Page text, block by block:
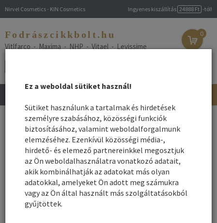
Nirvel Cosmetics - KIN Cosmetics Ingyenes kiszállítás 24888 Ft -tól!
Fodrászcikkbolt.hu
Vitlfarco - Maxima - NHP - Vitael - Levissime
0
navigation
Főoldal/Webshop/Fodrász gépek/ Sterilizátor
Sterilizátor
Név szerint
Rendezés:
Összes gyártó
Rendezés - Gyártók - szerint:
Ez a weboldal sütiket használ!
Sütiket használunk a tartalmak és hirdetések
személyre szabásához, közösségi funkciók
biztosításához, valamint weboldalforgalmunk
elemzéséhez. Ezenkívül közösségi média-,
hirdető- és elemező partnereinkkel megosztjuk
az Ön weboldalhasználatra vonatkozó adatait,
akik kombinálhatják az adatokat más olyan
adatokkal, amelyeket Ön adott meg számukra
vagy az Ön által használt más szolgáltatásokból
gyűjtöttek.